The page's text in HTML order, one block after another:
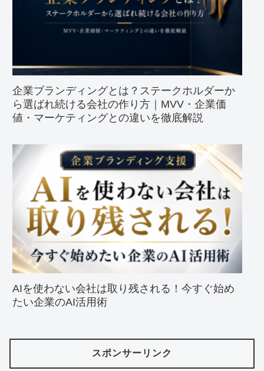
企業ブランディングとは？ステークホルダーか
ら選ばれ続ける会社の作り方｜MVV・企業価
値・マーケティングとの違いを徹底解説
AIを使わない会社は取り残される！今すぐ始め
たい企業のAI活用術
スポンサーリンク